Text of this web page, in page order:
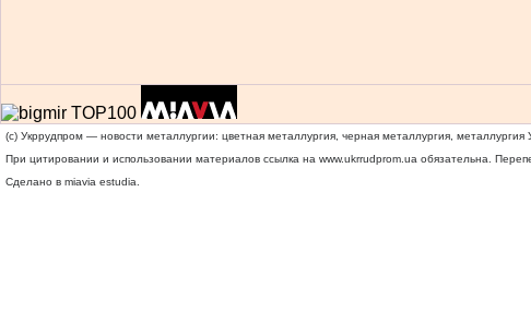
(c) Укррудпром — новости металлургии: цветная металлургия, черная металлургия, металлургия
При цитировании и использовании материалов ссылка на www.ukrrudprom.ua обязательна.
Сделано в miavia estudia.